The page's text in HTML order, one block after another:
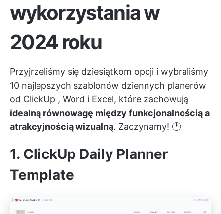
wykorzystania w
2024 roku
Przyjrzeliśmy się dziesiątkom opcji i wybraliśmy
10 najlepszych szablonów dziennych planerów
od ClickUp , Word i Excel, które zachowują
idealną równowagę między funkcjonalnością a
atrakcyjnością wizualną. Zaczynamy! 🕐
1. ClickUp Daily Planner
Template